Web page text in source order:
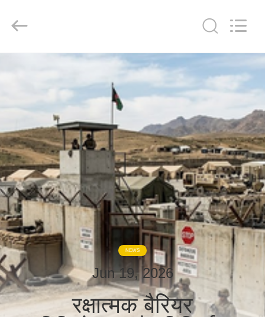
उत्पादों
हमारे
बारे
में
फ़ैक्टरी
टूर
गुणवत्ता
नियंत्रण
Reserved.
NEWS
Jun 19, 2026
रक्षात्मक बैरियर